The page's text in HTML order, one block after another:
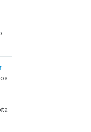
viu a regulagem, quis
Minutos depois,
e fora do padrão.
percebeu, mas
A qualidade viu, mas
O PCP estava
confiou que tudo